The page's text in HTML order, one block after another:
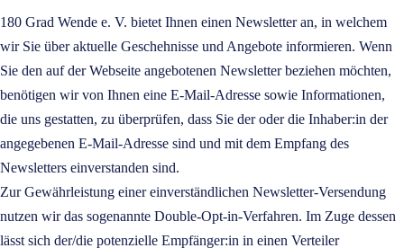
180 Grad Wende e. V. bietet Ihnen einen Newsletter an, in welchem
wir Sie über aktuelle Geschehnisse und Angebote informieren. Wenn
Sie den auf der Webseite angebotenen Newsletter beziehen möchten,
benötigen wir von Ihnen eine E-Mail-Adresse sowie Informationen,
die uns gestatten, zu überprüfen, dass Sie der oder die Inhaber:in der
angegebenen E-Mail-Adresse sind und mit dem Empfang des
Newsletters einverstanden sind.
Zur Gewährleistung einer einverständlichen Newsletter-Versendung
nutzen wir das sogenannte Double-Opt-in-Verfahren. Im Zuge dessen
lässt sich der/die potenzielle Empfänger:in in einen Verteiler